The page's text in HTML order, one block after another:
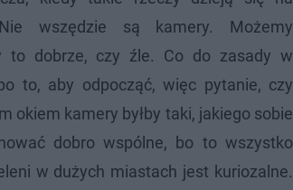
wszędzie są kamery. Możemy
to dobrze, czy źle. Co do zasady w
to, aby odpocząć, więc pytanie, czy
okiem kamery byłby taki, jakiego sobie
dobro wspólne, bo to wszystko
w dużych miastach jest kuriozalne.